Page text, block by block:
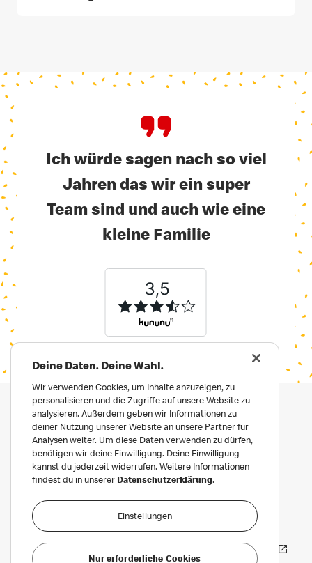
Ich würde sagen nach so viel
Jahren das wir ein super
Team sind und auch wie eine
kleine Familie
Impressum
Datenschutz für Bewerber:innen
Häufige Fragen
Erklärung zur Barrierefreiheit
Deine Daten. Deine Wahl.
Wir verwenden Cookies, um Inhalte anzuzeigen, zu
personalisieren und die Zugriffe auf unsere Website zu
analysieren. Außerdem geben wir Informationen zu
deiner Nutzung unserer Website an unsere Partner für
Analysen weiter. Um diese Daten verwenden zu dürfen,
benötigen wir deine Einwilligung. Deine Einwilligung
kannst du jederzeit widerrufen. Weitere Informationen
findest du in unserer Datenschutzerklärung.
Einstellungen
Nur erforderliche Cookies